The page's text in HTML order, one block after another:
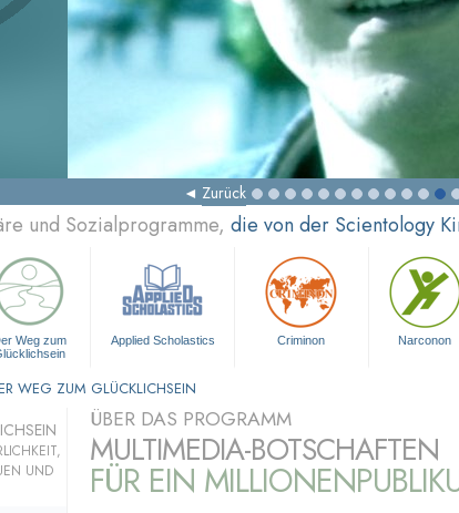
Zurück
und Sozialprogramme, die von der Scientology
Weg zum
Applied Scholastics Criminon Narconon
WEG ZUM GLÜCKLICHSEIN
ÜBER DAS PROGRAMM
MULTIMEDIA-BOTSCHAFTEN
FÜR EIN
UND